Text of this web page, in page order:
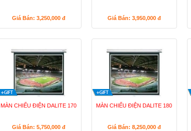
Giá Bán: 3,250,000 đ Giá Bán: 3,950,000 đ
MÀN CHIẾU ĐIỆN DALITE 170
Giá Bán: 5,750,000 đ
MÀN CHIẾU ĐIỆN DALITE 180
Giá Bán: 8,250,000 đ